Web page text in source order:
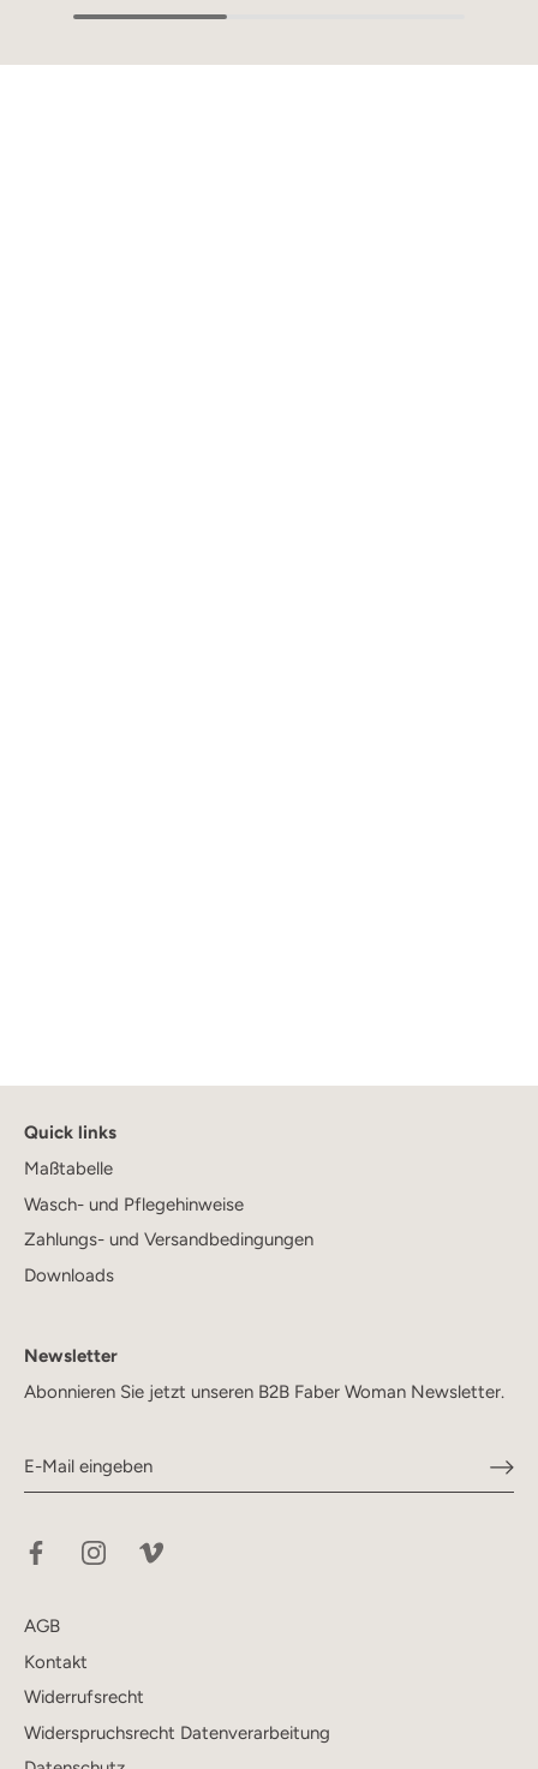
Quick links
Maßtabelle
Wasch- und Pflegehinweise
Zahlungs- und Versandbedingungen
Downloads
Newsletter
Abonnieren Sie jetzt unseren B2B Faber Woman Newsletter.
AGB
Kontakt
Widerrufsrecht
Widerspruchsrecht Datenverarbeitung